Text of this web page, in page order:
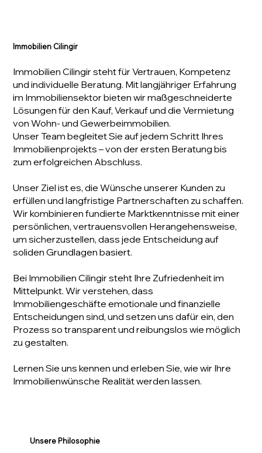
Immobilien Cilingir
Immobilien Cilingir steht für Vertrauen, Kompetenz
und individuelle Beratung. Mit langjähriger Erfahrung
im Immobiliensektor bieten wir maßgeschneiderte
Lösungen für den Kauf, Verkauf und die Vermietung
von Wohn- und Gewerbeimmobilien.
Unser Team begleitet Sie auf jedem Schritt Ihres
Immobilienprojekts – von der ersten Beratung bis
zum erfolgreichen Abschluss.
Unser Ziel ist es, die Wünsche unserer Kunden zu
erfüllen und langfristige Partnerschaften zu schaffen.
Wir kombinieren fundierte Marktkenntnisse mit einer
persönlichen, vertrauensvollen Herangehensweise,
um sicherzustellen, dass jede Entscheidung auf
soliden Grundlagen basiert.
Bei Immobilien Cilingir steht Ihre Zufriedenheit im
Mittelpunkt. Wir verstehen, dass
Immobiliengeschäfte emotionale und finanzielle
Entscheidungen sind, und setzen uns dafür ein, den
Prozess so transparent und reibungslos wie möglich
zu gestalten.
Lernen Sie uns kennen und erleben Sie, wie wir Ihre
Immobilienwünsche Realität werden lassen.
Unsere Philosophie